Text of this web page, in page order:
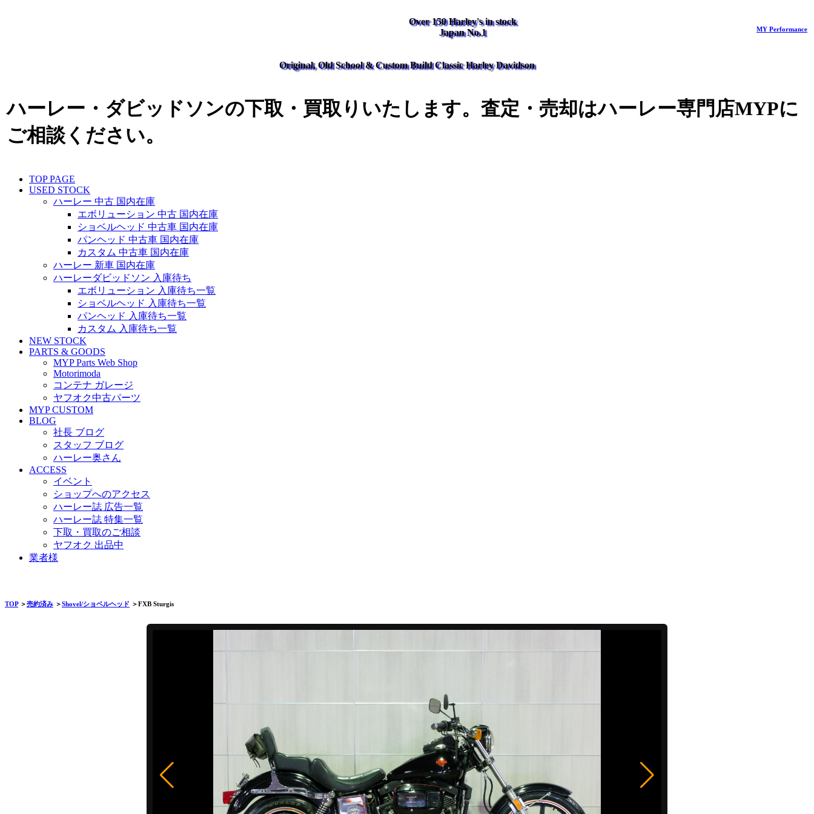
Over 150 Harley's in stock
Japan No.1
MY Performance
Original, Old School & Custom Build Classic Harley Davidson
ハーレー・ダビッドソンの下取・買取りいたします。査定・売却はハーレー専門店MYPに
ご相談ください。
TOP PAGE
USED STOCK
ハーレー 中古 国内在庫
エボリューション 中古 国内在庫
ショベルヘッド 中古車 国内在庫
パンヘッド 中古車 国内在庫
カスタム 中古車 国内在庫
ハーレー 新車 国内在庫
ハーレーダビッドソン 入庫待ち
エボリューション 入庫待ち一覧
ショベルヘッド 入庫待ち一覧
パンヘッド 入庫待ち一覧
カスタム 入庫待ち一覧
NEW STOCK
PARTS & GOODS
MYP Parts Web Shop
Motorimoda
コンテナ ガレージ
ヤフオク中古パーツ
MYP CUSTOM
BLOG
社長 ブログ
スタッフ ブログ
ハーレー奥さん
ACCESS
イベント
ショップへのアクセス
ハーレー誌 広告一覧
ハーレー誌 特集一覧
下取・買取のご相談
ヤフオク 出品中
業者様
TOP＞売約済み ＞Shovel/ショベルヘッド ＞FXB Sturgis